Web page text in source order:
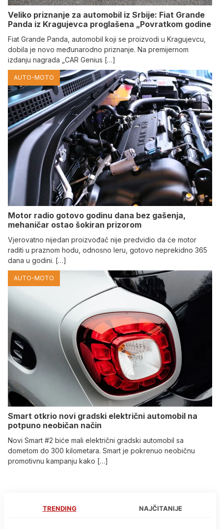
Veliko priznanje za automobil iz Srbije: Fiat Grande
Panda iz Kragujevca proglašena „Povratkom godine
Fiat Grande Panda, automobil koji se proizvodi u Kragujevcu,
dobila je novo međunarodno priznanje. Na premijernom
izdanju nagrada „CAR Genius […]
AUTO-MOTO
Motor radio gotovo godinu dana bez gašenja,
mehaničar ostao šokiran prizorom
Vjerovatno nijedan proizvođač nije predvidio da će motor
raditi u praznom hodu, odnosno leru, gotovo neprekidno 365
dana u godini. […]
AUTO-MOTO
Smart otkrio novi gradski električni automobil na
potpuno neobičan način
Novi Smart #2 biće mali električni gradski automobil sa
dometom do 300 kilometara. Smart je pokrenuo neobičnu
promotivnu kampanju kako […]
TRENDING NAJČITANIJE